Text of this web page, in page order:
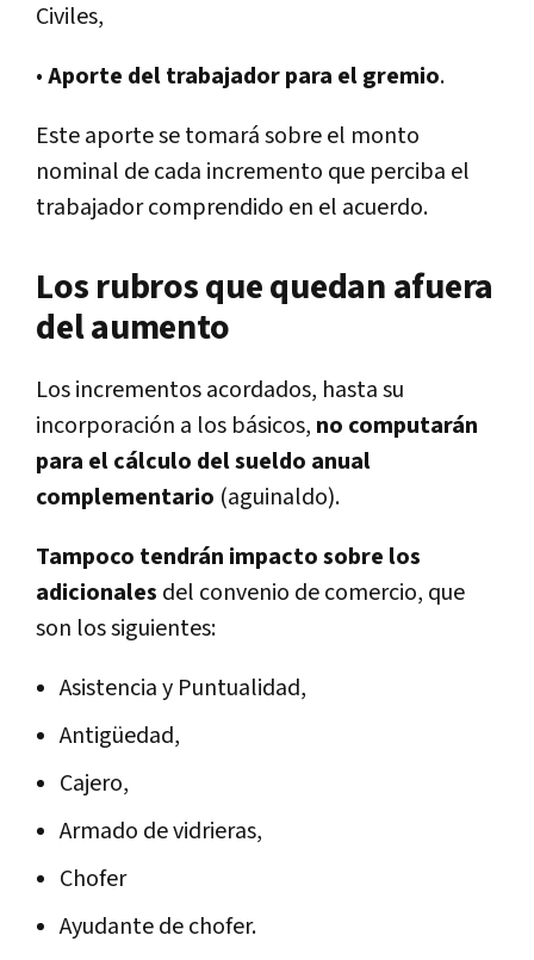
Civiles,
•Aporte del trabajador para el gremio.
Este aporte se tomará sobre el monto
nominal de cada incremento que perciba el
trabajador comprendido en el acuerdo.
Los rubros que quedan afuera
del aumento
Los incrementos acordados, hasta su
incorporación a los básicos, no computarán
para el cálculo del sueldo anual
complementario (aguinaldo).
Tampoco tendrán impacto sobre los
adicionales del convenio de comercio, que
son los siguientes:
Asistencia y Puntualidad,
Antigüedad,
Cajero,
Armado de vidrieras,
Chofer
Ayudante de chofer.